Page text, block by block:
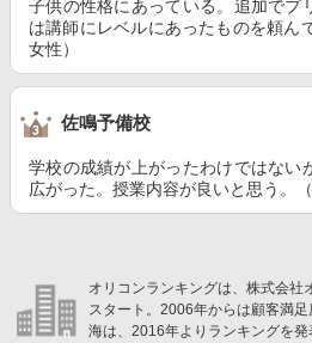
子供の性格にあっている。追加でプ
は講師にレベルにあったものを頼ん
女性）
佐鳴予備校
学校の成績が上がったわけではない
広がった。授業内容が良いと思う。（
オリコンランキングは、株式会社
スタート。2006年からは顧客満
海は、2016年よりランキングを発